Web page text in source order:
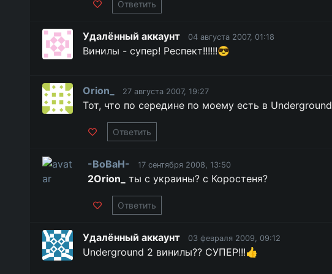
Ответить
Удалённый аккаунт 04 августа 2007, 01:18
Винилы - супер! Респект!!!!!!😎
Orion_ 27 августа 2007, 19:27
Тот, что по середине по моему есть в
Ответить
-BoBaH- 17 сентября 2008, 13:50
2Orion_ ты с украины? с Коростеня?
Ответить
Удалённый аккаунт 03 февраля 2009, 09:12
Underground 2 винилы?? СУПЕР!!!👍